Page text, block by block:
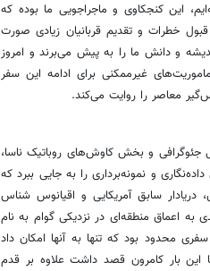
این کنجکاوی و ماجراجویی ما بوده که
خطرات و تقدیم قربانیان زیادی صورت
و دانش ما را به پیش می‌برند و امروز
غیر‌ممکنی برای ادامه این سفر
معاصر را روایت می‌کند.
جئوگرافی و بخش کاوش‌های روباتیک ناسا،
و نمونه‌برداری را به جایی ببرد که
به آن سفر شده بود. در سال 1960 دان والش، دریا‌دار سابق آمریکایی و اقیانوس شناس
به اعماق منطقه‌ای در نزدیکی گوام به نام
محدود بود که تنها به آنها امکان داد
این بار کامرون قصد داشت علاوه بر قدم